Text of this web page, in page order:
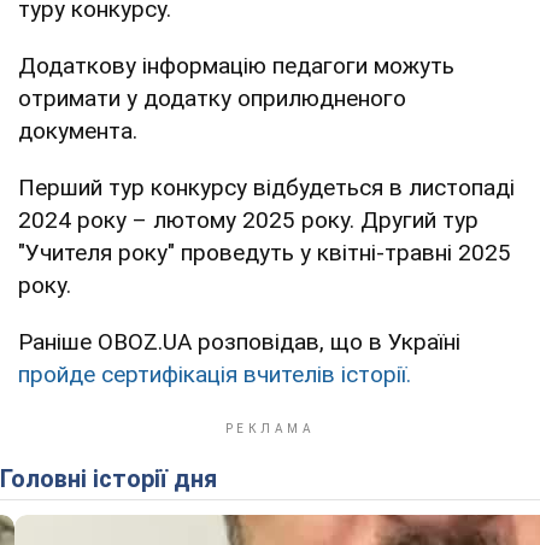
туру конкурсу.
Додаткову інформацію педагоги можуть
отримати у додатку оприлюдненого
документа.
Перший тур конкурсу відбудеться в листопаді
2024 року – лютому 2025 року. Другий тур
"Учителя року" проведуть у квітні-травні 2025
року.
Раніше OBOZ.UA розповідав, що в Україні
пройде сертифікація вчителів історії.
Головні історії дня